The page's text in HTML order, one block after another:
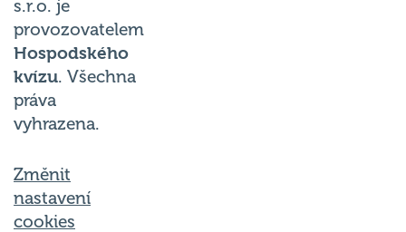
s.r.o. je
provozovatelem
Hospodského
kvízu. Všechna
práva
vyhrazena.
Změnit
nastavení
cookies